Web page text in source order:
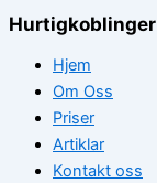
Hurtigkoblinger
Hjem
Om Oss
Priser
Artiklar
Kontakt oss